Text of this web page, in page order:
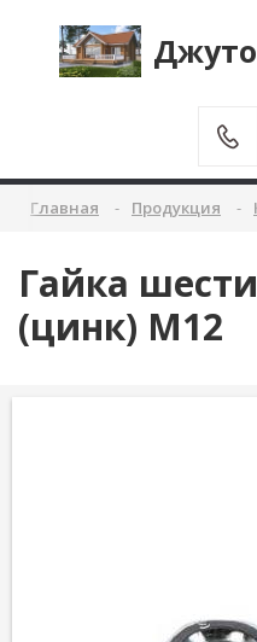
Главная Продукция
Гайка
(цинк) М12